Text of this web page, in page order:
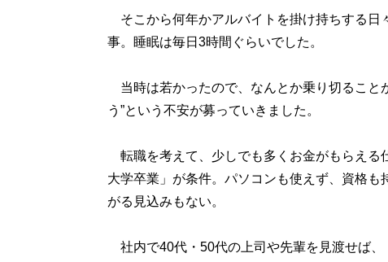
そこから何年かアルバイトを掛け持ちする日
事。睡眠は毎日3時間ぐらいでした。
当時は若かったので、なんとか乗り切ること
う”という不安が募っていきました。
転職を考えて、少しでも多くお金がもらえる
大学卒業」が条件。パソコンも使えず、資格
がる見込みもない。
社内で40代・50代の上司や先輩を見渡せば